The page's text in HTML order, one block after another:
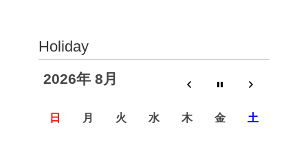
Holiday
2026年 8月
日 月 火 水 木 金 土